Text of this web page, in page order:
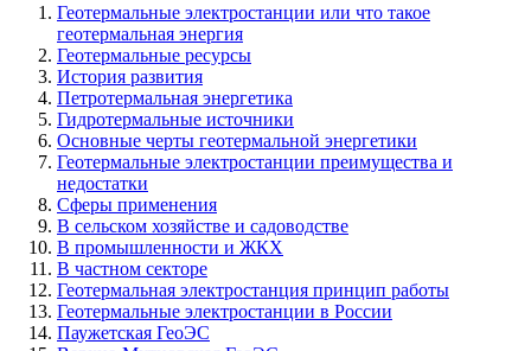
Геотермальные электростанции или что такое
геотермальная энергия
Геотермальные ресурсы
История развития
Петротермальная энергетика
Гидротермальные источники
Основные черты геотермальной энергетики
Геотермальные электростанции преимущества и
недостатки
Сферы применения
В сельском хозяйстве и садоводстве
В промышленности и ЖКХ
В частном секторе
Геотермальная электростанция принцип работы
Геотермальные электростанции в России
Паужетская ГеоЭС